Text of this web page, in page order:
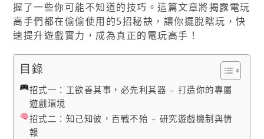
握了一些你可能不知道的技巧。這篇文章將揭露電玩
高手們都在偷偷使用的5招秘訣，讓你擺脫瞎玩，快
速提升遊戲實力，成為真正的電玩高手！
目錄
招式一：工欲善其事，必先利其器 – 打造你的專屬
遊戲環境
招式二：知己知彼，百戰不殆 – 研究遊戲機制與情
報